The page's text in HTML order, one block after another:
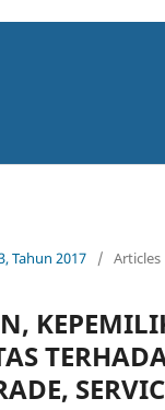
Tahun 2017 / Articles